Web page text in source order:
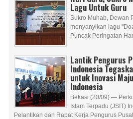
Lagu Untuk Guru
Sukro Muhab, Dewan
menyanyikan lagu
Puncak Peringatan
Lantik Pengurus
Indonesia
untuk Inovasi
Indonesia
Bekasi (20/09) —
Islam Terpadu (JSIT)
Pelantikan dan Rapat Kerja Pengurus Pusat